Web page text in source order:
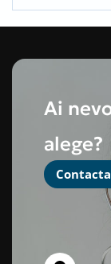
Ai
alege?